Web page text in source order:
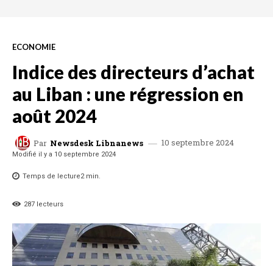
ECONOMIE
Indice des directeurs d’achat
au Liban : une régression en
août 2024
Par Newsdesk Libnanews 10 septembre 2024
Modifié il y a 10 septembre 2024
Temps de lecture2min.
287 lecteurs